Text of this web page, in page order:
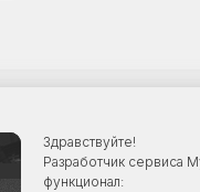
Здравствуйте!
Разработчик сервиса
функционал: